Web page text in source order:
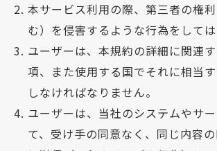
本サービス利用の際、第三者の権
む）を侵害するような行為をしては
ユーザーは、本規約の詳細に関連
項、また使用する国でそれに相当
しなければなりません。
ユーザーは、当社のシステムやサ
て、受け手の同意なく、同じ内容